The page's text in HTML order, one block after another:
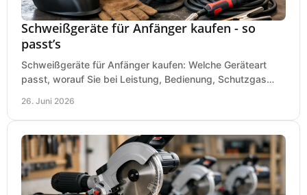
Schweißgeräte für Anfänger kaufen - so
passt’s
Schweißgeräte für Anfänger kaufen: Welche Geräteart
passt, worauf Sie bei Leistung, Bedienung, Schutzgas
26. Juni 2026